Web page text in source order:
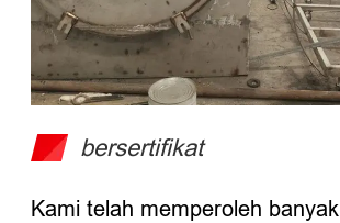
bersertifikat
Kami telah memperoleh banyak